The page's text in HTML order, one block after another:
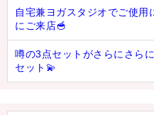
自宅兼ヨガスタジオでご使
にご来店🥣
噂の3点セットがさらにさら
セット💫